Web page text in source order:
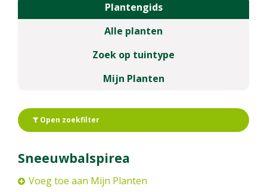
Plantengids
Alle planten
Zoek op tuintype
Mijn Planten
Open zoekfilter
Sneeuwbalspirea
Voeg toe aan Mijn Planten